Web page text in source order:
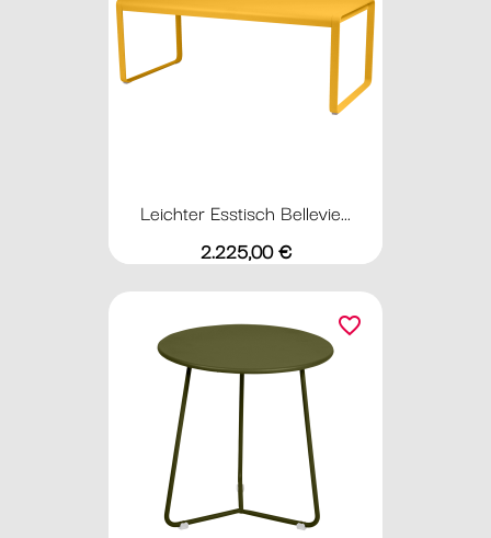
Leichter Esstisch Bellevie...
Preis
2.225,00 €
favorite_border